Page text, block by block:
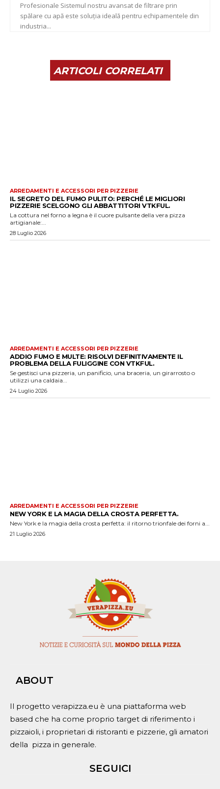
Profesionale Sistemul nostru avansat de filtrare prin
spălare cu apă este soluția ideală pentru echipamentele din
industria...
ARTICOLI CORRELATI
ARREDAMENTI E ACCESSORI PER PIZZERIE
IL SEGRETO DEL FUMO PULITO: PERCHÉ LE MIGLIORI
PIZZERIE SCELGONO GLI ABBATTITORI VTKFUL.
La cottura nel forno a legna è il cuore pulsante della vera pizza
artigianale:...
28 Luglio 2026
ARREDAMENTI E ACCESSORI PER PIZZERIE
ADDIO FUMO E MULTE: RISOLVI DEFINITIVAMENTE IL
PROBLEMA DELLA FULIGGINE CON VTKFUL.
Se gestisci una pizzeria, un panificio, una braceria, un girarrosto o
utilizzi una caldaia...
24 Luglio 2026
ARREDAMENTI E ACCESSORI PER PIZZERIE
NEW YORK E LA MAGIA DELLA CROSTA PERFETTA.
New York e la magia della crosta perfetta: il ritorno trionfale dei forni a...
21 Luglio 2026
ABOUT
Il progetto verapizza.eu è una piattaforma web
based che ha come proprio target di riferimento i
pizzaioli, i proprietari di ristoranti e pizzerie, gli amatori
della pizza in generale.
SEGUICI